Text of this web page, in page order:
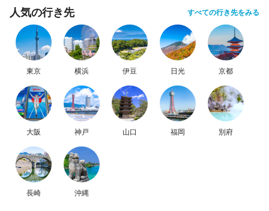
人気の行き先 すべての行き先をみる
東京 横浜 伊豆 日光 京都
大阪 神戸 山口 福岡 別府
長崎 沖縄